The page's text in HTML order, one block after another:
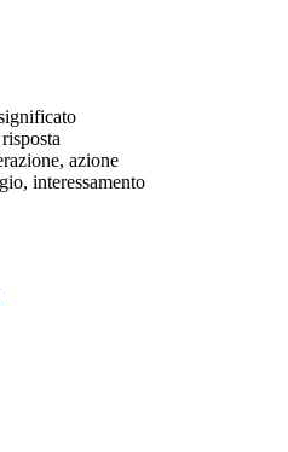
azione
interessamento